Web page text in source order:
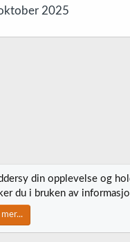
2025
din opplevelse og
du i bruken av